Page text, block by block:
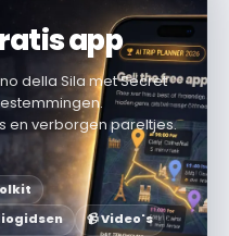
app
della Sila met Secret
en verborgen pareltjes.
📹 Video's